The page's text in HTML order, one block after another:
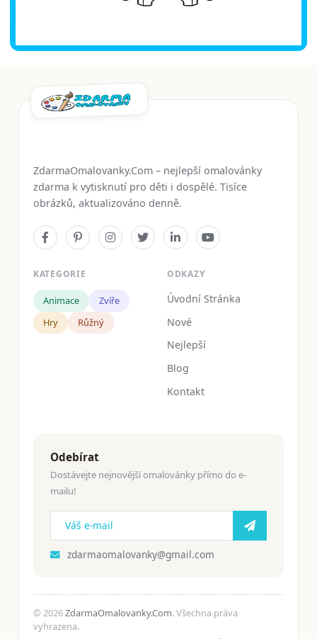
ZdarmaOmalovanky.Com – nejlepší omalovánky
zdarma k vytisknutí pro děti i dospělé. Tisíce
obrázků, aktualizováno denně.
KATEGORIE
Animace
Zvíře
Hry
Růžný
ODKAZY
Úvodní Stránka
Nové
Nejlepší
Blog
Kontakt
Odebírat
Dostávejte nejnovější omalovánky přímo do e-
mailu!
zdarmaomalovanky@gmail.com
© 2026ZdarmaOmalovanky.Com. Všechna práva
vyhrazena.